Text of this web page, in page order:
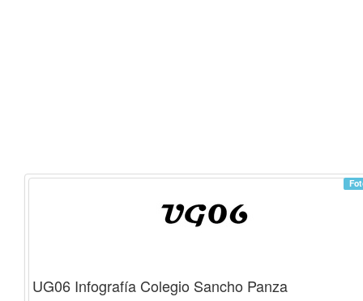
UG06 Infografía Colegio Sancho Panza